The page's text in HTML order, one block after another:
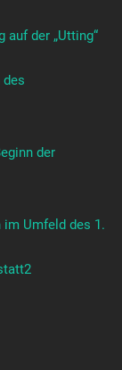
auf der „Utting“
des
der
im Umfeld des 1.